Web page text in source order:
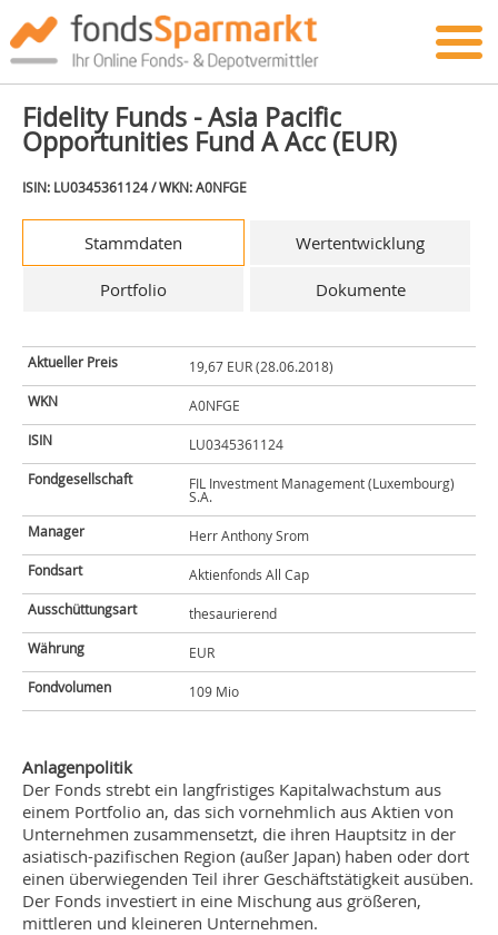
Fidelity Funds - Asia Pacific
Opportunities Fund A Acc (EUR)
ISIN: LU0345361124 / WKN: A0NFGE
Stammdaten Wertentwicklung
Portfolio Dokumente
Aktueller Preis
19,67 EUR (28.06.2018)
WKN
A0NFGE
ISIN
LU0345361124
Fondgesellschaft
FIL Investment Management (Luxembourg)
S.A.
Manager
Herr Anthony Srom
Fondsart
Aktienfonds All Cap
Ausschüttungsart
thesaurierend
Währung
EUR
Fondvolumen
109 Mio
Anlagenpolitik
Der Fonds strebt ein langfristiges Kapitalwachstum aus
einem Portfolio an, das sich vornehmlich aus Aktien von
Unternehmen zusammensetzt, die ihren Hauptsitz in der
asiatisch-pazifischen Region (außer Japan) haben oder dort
einen überwiegenden Teil ihrer Geschäftstätigkeit ausüben.
Der Fonds investiert in eine Mischung aus größeren,
mittleren und kleineren Unternehmen.